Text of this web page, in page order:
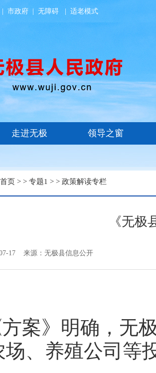
市政府 无障碍 适老模式
首页 > > 专题1 > > 政策解读专栏
《无
07-17 来源：无极县信息公开
案》明确，无
场、养殖公司等